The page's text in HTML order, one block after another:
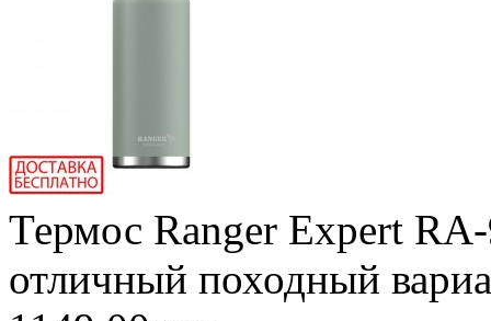
Термос Ranger Expert
отличный походный